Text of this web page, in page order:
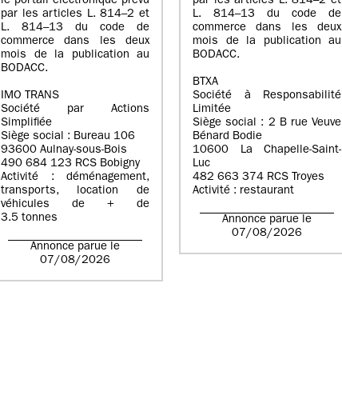
par les articles L. 814–2 et
L. 814–13 du code de
commerce dans les deux
mois de la publication au
BODACC.
IMO TRANS
Société par Actions
Simplifiée
Siège social : Bureau 106
93600 Aulnay-sous-Bois
490 684 123 RCS Bobigny
Activité : déménagement,
transports, location de
véhicules de + de
3.5 tonnes
Annonce parue le
07/08/2026
L. 814–13 du code de
commerce dans les deux
mois de la publication au
BODACC.
BTXA
Société à Responsabilité
Limitée
Siège social : 2 B rue Veuve
Bénard Bodie
10600 La Chapelle-Saint-
Luc
482 663 374 RCS Troyes
Activité : restaurant
Annonce parue le
07/08/2026